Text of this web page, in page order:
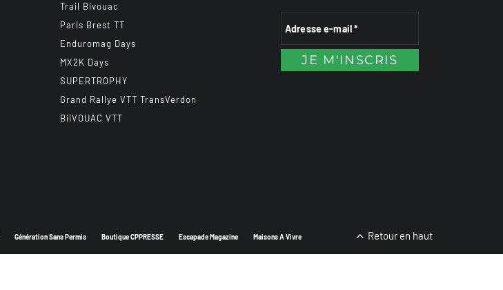
Trail Bivouac
Paris Brest TT
Enduromag Days
MX2K Days
SUPERTROPHY
Grand Rallye VTT TransVerdon
BiiVOUAC VTT
Génération Sans Permis Boutique CPPRESSE Escapade Magazine Maisons A Vivre Retour en haut